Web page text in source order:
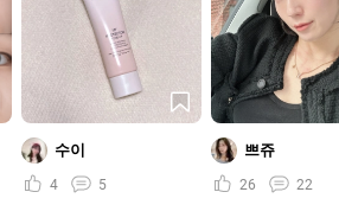
수이
4 5
쁘쥬
26 22